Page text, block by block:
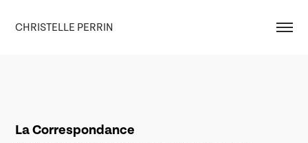
CHRISTELLE PERRIN
La Correspondance